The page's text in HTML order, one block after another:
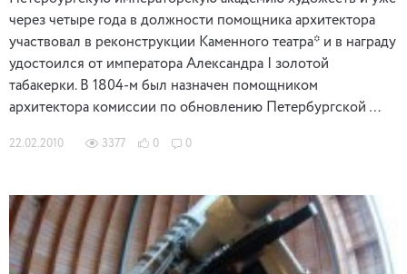
через четыре года в должности помощника архитектора
участвовал в реконструкции Каменного театра* и в награду
удостоился от императора Александра І золотой
табакерки. В 1804-м был назначен помощником
архитектора комиссии по обновлению Петербургской …
22.02.2010 3377 0 0